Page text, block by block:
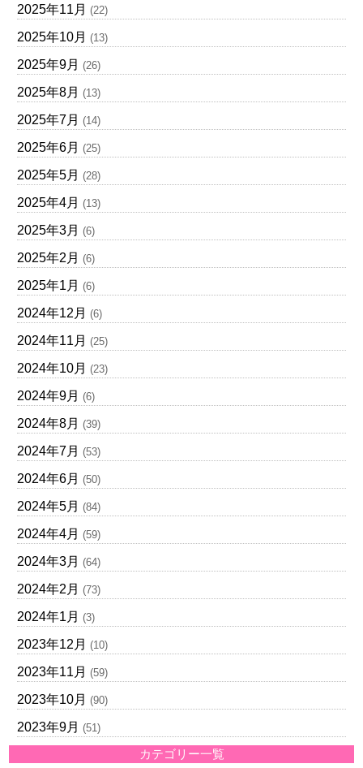
2025年11月 (22)
2025年10月 (13)
2025年9月 (26)
2025年8月 (13)
2025年7月 (14)
2025年6月 (25)
2025年5月 (28)
2025年4月 (13)
2025年3月 (6)
2025年2月 (6)
2025年1月 (6)
2024年12月 (6)
2024年11月 (25)
2024年10月 (23)
2024年9月 (6)
2024年8月 (39)
2024年7月 (53)
2024年6月 (50)
2024年5月 (84)
2024年4月 (59)
2024年3月 (64)
2024年2月 (73)
2024年1月 (3)
2023年12月 (10)
2023年11月 (59)
2023年10月 (90)
2023年9月 (51)
カテゴリー一覧